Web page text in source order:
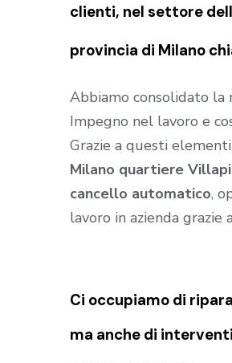
clienti, nel settore
provincia di Milano
Abbiamo consolidato la
Impegno nel lavoro e
Grazie a questi
Milano quartiere
cancello automatico,
lavoro in azienda grazie
Ci occupiamo di
ma anche di